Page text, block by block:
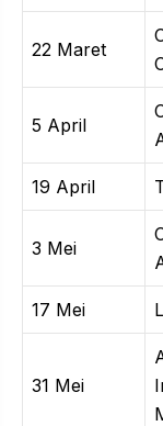
22 Maret
5 April
19 April
3 Mei
17 Mei
31 Mei